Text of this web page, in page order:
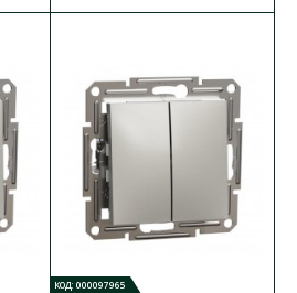
В порівняння
КОД: 000097965